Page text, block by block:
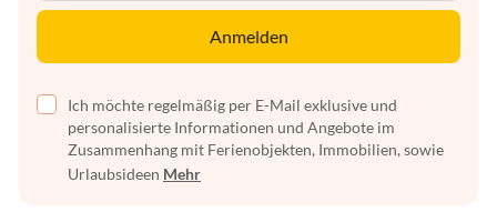
Anmelden
Ich möchte regelmäßig per E-Mail exklusive und
personalisierte Informationen und Angebote im
Zusammenhang mit Ferienobjekten, Immobilien, sowie
Urlaubsideen Mehr